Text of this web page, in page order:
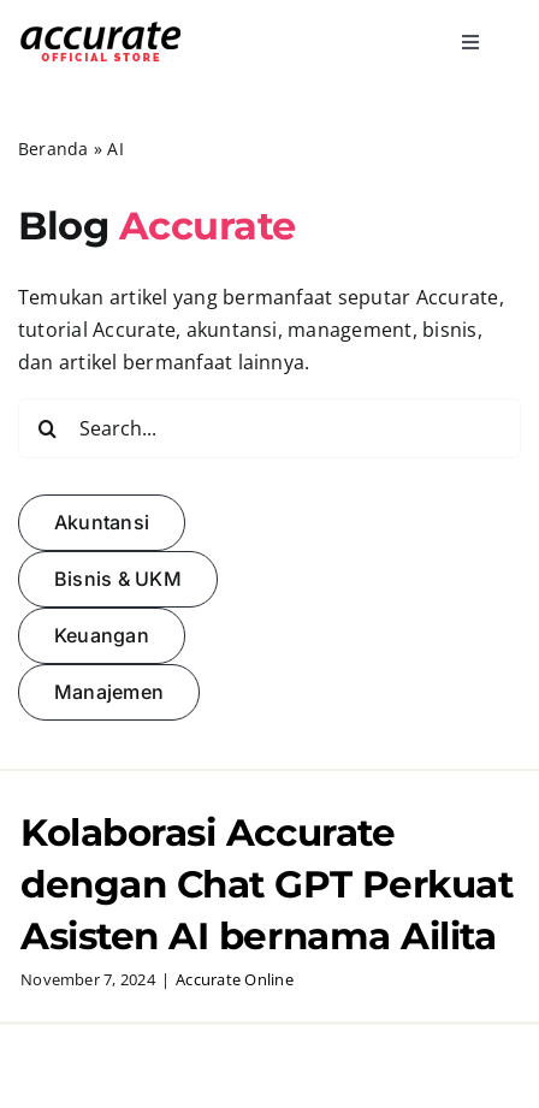
Toggle
Harga
Promo
Marketing
Presentasi
Daftar
Login
Beranda »AI
Blog Accurate
Temukan artikel yang bermanfaat seputar Accurate,
tutorial Accurate, akuntansi, management, bisnis,
dan artikel bermanfaat lainnya.
Akuntansi
Bisnis & UKM
Keuangan
Manajemen
Kolaborasi Accurate
dengan Chat GPT Perkuat
Asisten AI bernama Ailita
November 7, 2024 | Accurate Online